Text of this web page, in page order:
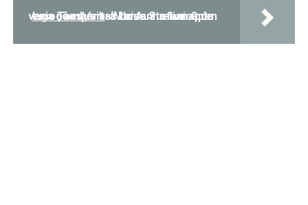
Leia Também:
‘Montanha-russa de emoções’, vibra Luisa Stefani após vaga nas quartas do Australian Open